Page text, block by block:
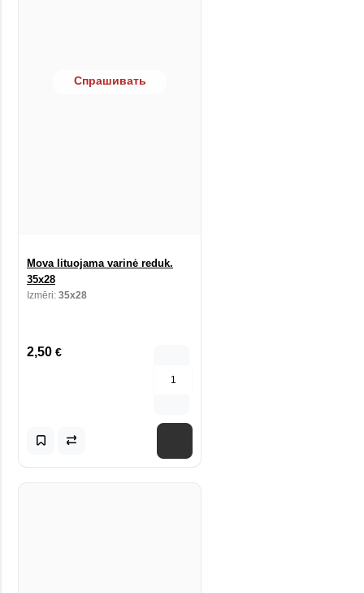
Спрашивать
Mova lituojama varinė reduk.
35x28
Izmēri: 35x28
2,50 €